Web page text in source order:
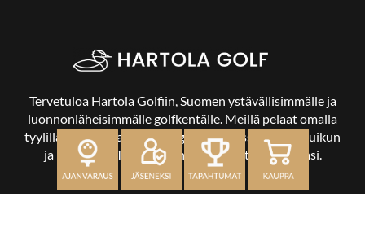
Tervetuloa Hartola Golfiin, Suomen ystävällisimmälle ja
luonnonläheisimmälle golfkentälle. Meillä pelaat omalla
tyylilläsi ja tasollasi – ja bongaat halutessasi vaikka uikun
ja kuikankin. Tärkeintä on, että nautit vierailustasi.